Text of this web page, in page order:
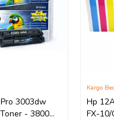
3003dw
- 3800
Hp
FX-10/
Kargo